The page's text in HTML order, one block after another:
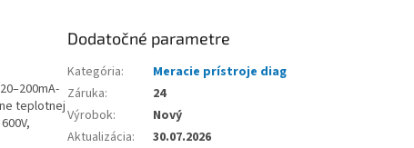
teplotnej
Dodatočné parametre
Kategória:
Meracie prístroje diag
Záruka:
24
Výrobok:
Nový
Aktualizácia: 30.07.2026